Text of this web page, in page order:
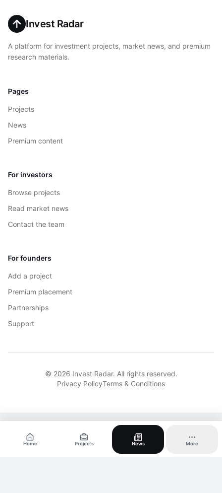
Invest Radar
A platform for investment projects, market news, and premium
research materials.
Pages
Projects
News
Premium content
For investors
Browse projects
Read market news
Contact the team
For founders
Add a project
Premium placement
Partnerships
Support
© 2026 Invest Radar. All rights reserved.
Privacy PolicyTerms & Conditions
Home Projects News More